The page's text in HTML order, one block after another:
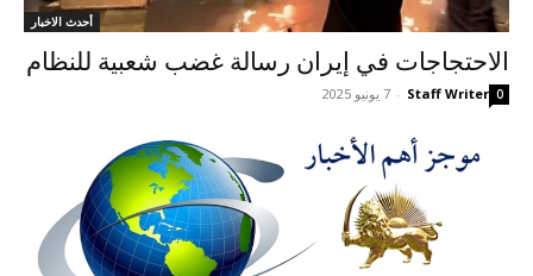
أحدث الاخبار
الاحتجاجات في إيران رسالة غضب شعبية للنظام
Staff Writer
- 7 يونيو 2025 0